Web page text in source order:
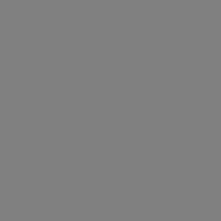
transactionnels
de service